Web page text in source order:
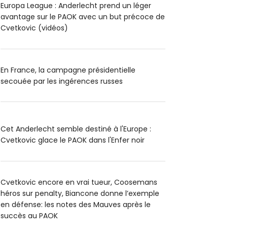
Europa League : Anderlecht prend un léger
avantage sur le PAOK avec un but précoce de
Cvetkovic (vidéos)
En France, la campagne présidentielle
secouée par les ingérences russes
Cet Anderlecht semble destiné à l'Europe :
Cvetkovic glace le PAOK dans l'Enfer noir
Cvetkovic encore en vrai tueur, Coosemans
héros sur penalty, Biancone donne l’exemple
en défense: les notes des Mauves après le
succès au PAOK